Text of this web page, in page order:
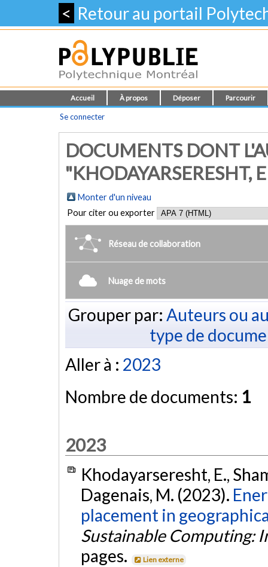
< Retour au portail
Accueil À propos Déposer Parcourir
Se connecter
DOCUMENTS DONT
"KHODAYARSERESHT,
Monter d'un niveau
Pour citer ou exporter
Réseau de collaboration
Nuage de mots
Grouper par: Auteurs ou
type de
Aller à : 2023
Nombre de documents: 1
2023
Khodayarseresht, E.,
Dagenais, M. (2023).
placement in
Sustainable Computing:
pages.
Lien externe